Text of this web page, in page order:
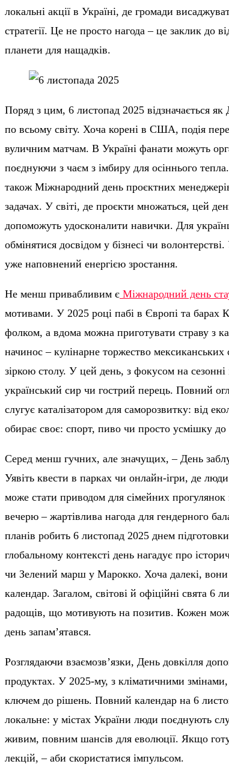
локальні акції в Україні, де громади
стратегії. Це не просто нагода – це заклик до
планети для нащадків.
Поряд з цим, 6 листопад 2025 відзначається
по всьому світу. Хоча корені в США, подія
вуличним матчам. В Україні фанати можуть
поєднуючи з чаєм з імбиру для осіннього
також Міжнародний день проєктних
задачах. У світі, де проєкти множаться, цей
допоможуть удосконалити навички. Для
обмінятися досвідом у бізнесі чи
уже наповнений енергією зростання.
Не менш привабливим є Міжнародний день
мотивами. У 2025 році пабі в Європі та барах
фолком, а вдома можна приготувати страву з
начинос – кулінарне торжество
зіркою столу. У цей день, з фокусом на
український сир чи гострий перець. Повний
слугує каталізатором для саморозвитку: від
обирає своє: спорт, пиво чи просто усмішку
Серед менш гучних, але значущих, – День
Уявіть квести в парках чи онлайн-ігри, де
може стати приводом для сімейних
вечерю – жартівлива нагода для гендерного
планів робить 6 листопад 2025 днем
глобальному контексті день нагадує про
чи Зелений марш у Марокко. Хоча далекі, вони
календар. Загалом, світові й офіційні свята 6
радощів, що мотивують на позитив. Кожен
день запам’ятався.
Розглядаючи взаємозв’язки, День довкілля
продуктах. У 2025-му, з кліматичними
ключем до рішень. Повний календар на 6
локальне: у містах України люди поєднують
живим, повним шансів для еволюції. Якщо
лекцій, – аби скористатися імпульсом.